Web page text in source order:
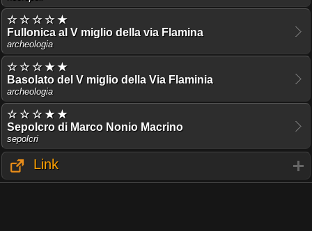
☆ ☆ ☆ ☆ ★
Fullonica al V miglio della via Flamina
archeologia
☆ ☆ ☆ ★ ★
Basolato del V miglio della Via Flaminia
archeologia
☆ ☆ ☆ ★ ★
Sepolcro di Marco Nonio Macrino
sepolcri
Link